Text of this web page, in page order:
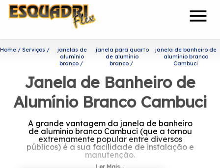
menu
Home Serviços
janelas de
alumínio
branco
janela para quarto
de alumínio
branco
janela de banheiro de
alumínio branco
Cambuci
Janela de Banheiro de
Alumínio Branco Cambuci
A grande vantagem da janela de banheiro
de alumínio branco Cambuci (que a tornou
extremamente popular entre diversos
públicos) é a sua facilidade de instalação e
manutenção.